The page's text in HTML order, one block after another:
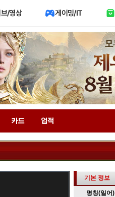
/영상 게이밍/IT
카드 업적
기본 정보
명칭(일어)